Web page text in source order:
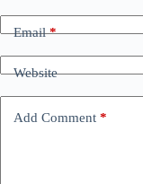
Email*
Website
Add Comment *